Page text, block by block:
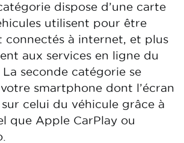
dispose d’une carte
utilisent pour être
connectés à internet, et plus
aux services en ligne du
seconde catégorie se
smartphone dont l’écran
celui du véhicule grâce à
que Apple CarPlay ou